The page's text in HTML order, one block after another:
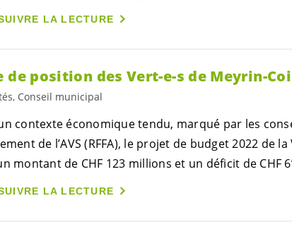
LA LECTURE
de position des Vert-e-s de Meyrin-
Conseil municipal
contexte économique tendu, marqué par les
de l’AVS (RFFA), le projet de budget 2022 de
montant de CHF 123 millions et un déficit de CHF
LA LECTURE